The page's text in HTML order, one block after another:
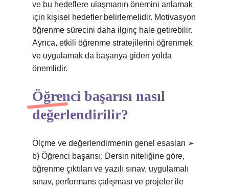
ve bu hedeflere ulaşmanın önemini anlamak
için kişisel hedefler belirlemelidir. Motivasyon
öğrenme sürecini daha ilginç hale getirebilir.
Ayrıca, etkili öğrenme stratejilerini öğrenmek
ve uygulamak da başarıya giden yolda
önemlidir.
Öğrenci başarısı nasıl
değerlendirilir?
Ölçme ve değerlendirmenin genel esasları ➢
b) Öğrenci başarısı; Dersin niteliğine göre,
öğrenme çıktıları ve yazılı sınav, uygulamalı
sınav, performans çalışması ve projeler ile